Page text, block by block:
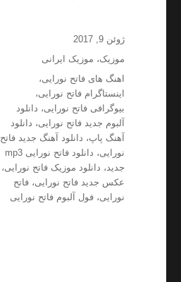
ارسال
شده
ژوئن 9, 2017
دسته‌ها
موزیک، موزیک ایرانی
برچسب‌ها
اهنگ های فاتح نورایی،
اینستاگرام فاتح نورایی،
بیوگرافی فاتح نورایی، دانلود
آلبوم جدید فاتح نورایی، دانلود
آهنگ پاپ، دانلود آهنگ جدید فاتح
نورایی،
دانلود فاتح نورایی mp3
جدید، دانلود موزیک فاتح نورایی،
عکس جدید فاتح نورایی،فاتح
نورایی،فول آلبوم فاتح نورایی